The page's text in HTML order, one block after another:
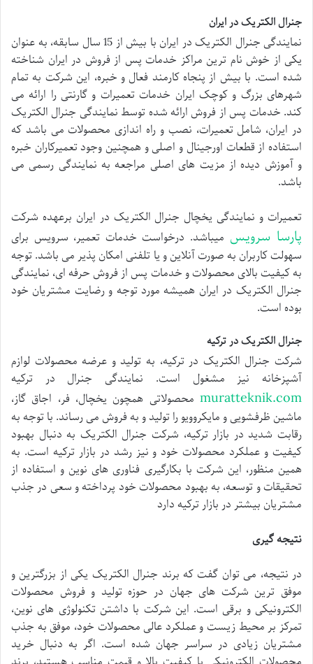
جنرال الکتریک در ایران
نمایندگی جنرال الکتریک در ایران با بیش از 15 سال سابقه، به عنوان
یکی از خوش نام ترین مراکز خدمات پس از فروش در ایران شناخته
شده است. با بیش از پنجاه کارمند فعال و خبره، این شرکت به تمام
شهرهای بزرگ و کوچک ایران خدمات تعمیرات و گارنتی را ارائه می
کند. خدمات پس از فروش ارائه شده توسط نمایندگی جنرال الکتریک
در ایران، شامل تعمیرات، نصب و راه اندازی محصولات می باشد که
استفاده از قطعات اورجینال و اصلی و همچنین وجود تعمیرکاران خبره
و آموزش دیده از مزیت های اصلی مراجعه به نمایندگی رسمی می
باشد.
تعمیرات و نمایندگی یخچال جنرال الکتریک در ایران برعهده شرکت
پارسا سرویس میباشد. درخواست خدمات تعمیر، سرویس برای
سهولت کاربران به صورت آنلاین و یا تلفنی امکان پذیر می باشد. توجه
به کیفیت بالای محصولات و خدمات پس از فروش حرفه ای، نمایندگی
جنرال الکتریک در ایران همیشه مورد توجه و رضایت مشتریان خود
بوده است.
جنرال الکتریک در ترکیه
شرکت جنرال الکتریک در ترکیه، به تولید و عرضه محصولات لوازم
آشپزخانه نیز مشغول است. نمایندگی جنرال در ترکیه
muratteknik.com محصولاتی همچون یخچال، فر، اجاق گاز،
ماشین ظرفشویی و مایکروویو را تولید و به فروش می رساند. با توجه به
رقابت شدید در بازار ترکیه، شرکت جنرال الکتریک به دنبال بهبود
کیفیت و عملکرد محصولات خود و نیز رشد در بازار ترکیه است. به
همین منظور، این شرکت با بکارگیری فناوری های نوین و استفاده از
تحقیقات و توسعه، به بهبود محصولات خود پرداخته و سعی در جذب
مشتریان بیشتر در بازار ترکیه دارد
نتیجه گیری
در نتیجه، می توان گفت که برند جنرال الکتریک یکی از بزرگترین و
موفق ترین شرکت های جهان در حوزه تولید و فروش محصولات
الکترونیکی و برقی است. این شرکت با داشتن تکنولوژی های نوین،
تمرکز بر محیط زیست و عملکرد عالی محصولات خود، موفق به جذب
مشتریان زیادی در سراسر جهان شده است. اگر به دنبال خرید